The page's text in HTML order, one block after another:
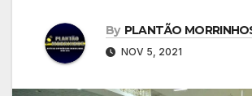
By PLANTÃO
NOV 5, 2021